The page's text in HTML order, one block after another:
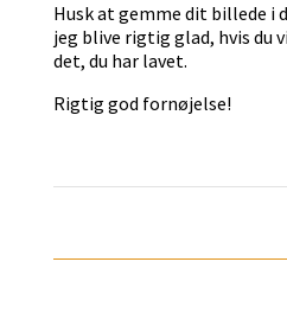
Husk at gemme dit billede i
jeg blive rigtig glad, hvis du
det, du har lavet.
Rigtig god fornøjelse!